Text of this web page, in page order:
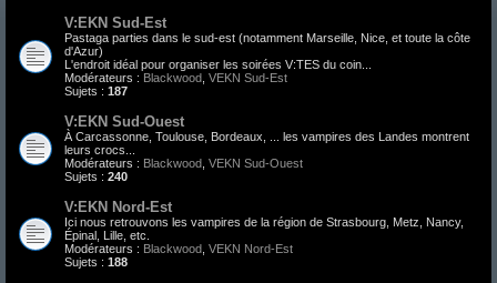
V:EKN Sud-Est
Pastaga parties dans le sud-est (notamment Marseille, Nice, et toute la côte
d'Azur)
L'endroit idéal pour organiser les soirées V:TES du coin...
Modérateurs : Blackwood VEKN Sud-Est
Sujets : 187
V:EKN Sud-Ouest
À Carcassonne, Toulouse, Bordeaux, ... les vampires des Landes montrent
leurs crocs...
Modérateurs : Blackwood VEKN Sud-Ouest
Sujets : 240
V:EKN Nord-Est
Ici nous retrouvons les vampires de la région de Strasbourg, Metz, Nancy,
Épinal, Lille, etc.
Modérateurs : Blackwood VEKN Nord-Est
Sujets : 188